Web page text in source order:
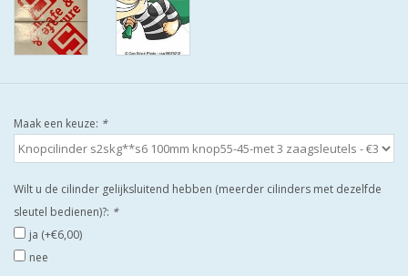
TELEFOON OF CLICKER WIFI
AFSTAND.
DEURSCHILDEN VOOR
BUITEN
waakborden
Maak een keuze: *
Wilt u de cilinder gelijksluitend hebben (meerder cilinders met dezelfde
sleutel bedienen)?: *
ja (+€6,00)
nee